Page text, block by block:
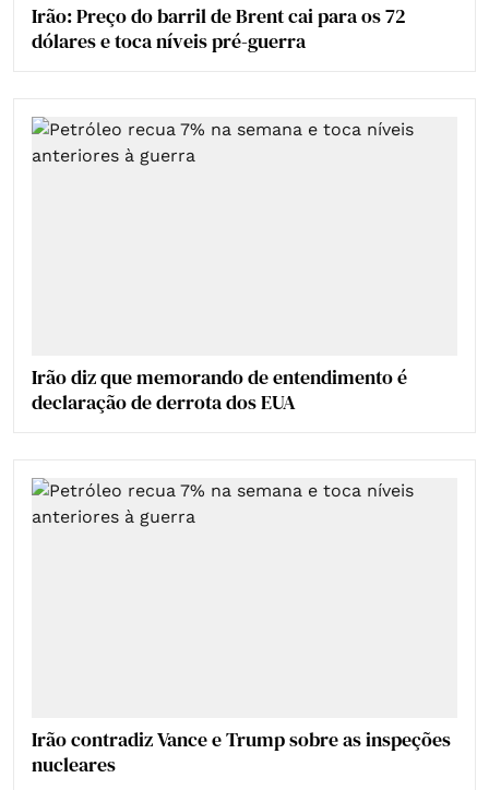
Irão: Preço do barril de Brent cai para os 72
dólares e toca níveis pré-guerra
Irão diz que memorando de entendimento é
declaração de derrota dos EUA
Irão contradiz Vance e Trump sobre as inspeções
nucleares